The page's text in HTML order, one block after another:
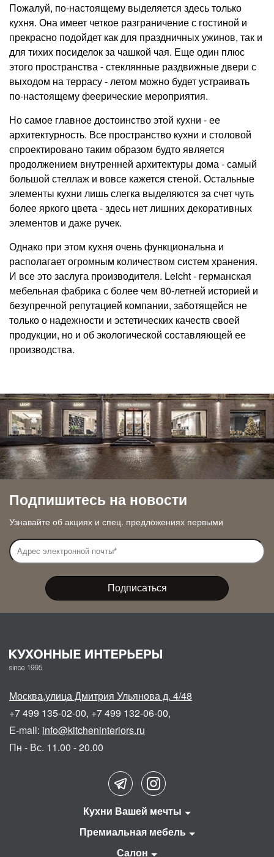
Пожалуй, по-настоящему выделяется здесь только
кухня. Она имеет четкое разграничение с гостиной и
прекрасно подойдет как для праздничных ужинов, так и
для тихих посиделок за чашкой чая. Еще один плюс
этого пространства - стеклянные раздвижные двери с
выходом на террасу - летом можно будет устраивать
по-настоящему феерические мероприятия.
Но самое главное достоинство этой кухни - ее
архитектурность. Все пространство кухни и столовой
спроектировано таким образом будто является
продолжением внутренней архитектуры дома - самый
большой стеллаж и вовсе кажется стеной. Остальные
элементы кухни лишь слегка выделяются за счет чуть
более яркого цвета - здесь нет лишних декоративных
элементов и даже ручек.
Однако при этом кухня очень функциональна и
располагает огромным количеством систем хранения.
И все это заслуга производителя. Leicht - германская
мебельная фабрика с более чем 80-летней историей и
безупречной репутацией компании, заботящейся не
только о надежности и эстетических качеств своей
продукции, но и об экологической составляющей ее
производства.
Подпишитесь на новости
Узнавайте об акциях и спец. предложениях первыми
Москва,улица Дмитрия Ульянова д. 4/48
+7 499 135-02-00, +7 499 132-06-00,
E-mail: info@kitcheninteriors.ru
Пн - Вс. 11.00 - 20.00
Кухни Вашей мечты
Премиальная мебель
Салон